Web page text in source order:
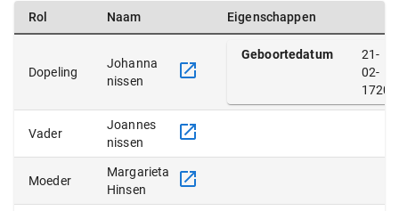
Rol Naam Eigenschappen
Dopeling
Johanna
nissen
Geboortedatum
21-
02-
1720
Vader
Joannes
nissen
Moeder
Margarieta
Hinsen